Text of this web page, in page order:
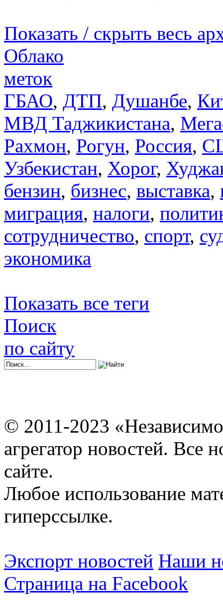
Показать / скрыть весь
Облако
меток
ГБАО, ДТП, Душанбе,
МВД Таджикистана,
Рахмон, Рогун, Россия,
Узбекистан, Хорог,
бензин, бизнес, выставка,
миграция, налоги,
сотрудничество, спорт,
экономика
Показать все теги
Поиск
по сайту
© 2011-2023
агрегатор новостей. Все
сайте.
Любое использование
гиперссылке.
Экспорт новостей Наши
Страница на Facebook